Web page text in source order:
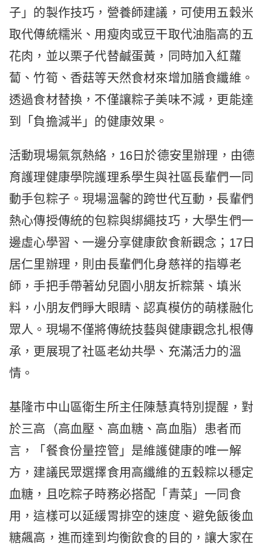
子」的製作技巧，營養師建議，可使用五穀米
取代傳統糯米、用瘦肉或豆干取代油脂高的五
花肉，並以栗子代替鹹蛋黃，同時加入紅蘿
蔔、竹筍、香菇等天然食材來增加膳食纖維。
透過食材替換，不僅讓粽子美味不減，更能達
到「負擔減半」的健康效果。
活動現場氣氛熱絡，16日於德安里辦理，由德
育護理健康學院護理系學生與社區長輩們一同
動手包粽子。現場溫馨的跨世代互動，長輩們
熱心傳授傳統的包粽與綁繩技巧，大學生們一
邊虛心學習、一邊分享健康飲食新觀念；17日
居仁里辦理，則由長輩們化身慈祥的指導老
師，手把手帶著幼兒園小朋友折粽葉、填米
料，小朋友們睜大眼睛、認真模仿的萌樣融化
眾人。現場不僅將傳統技藝與健康觀念扎根傳
承，更展現了社區老幼共學、充滿活力的溫
情。
基隆市中山區衛生所主任陳慧真特別提醒，對
於三高（高血壓、高血糖、高血脂）患者而
言，「餐食份量控管」是維護健康的唯一解
方，建議民眾選擇食用高纖維的五穀粽以穩定
血糖，且吃粽子時務必搭配「青菜」一同食
用，這樣可以延緩胃排空的速度、避免飯後血
糖飆高，進而達到均衡飲食的目的，讓大家在